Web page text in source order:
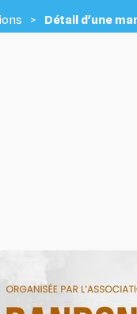
Détail d'une